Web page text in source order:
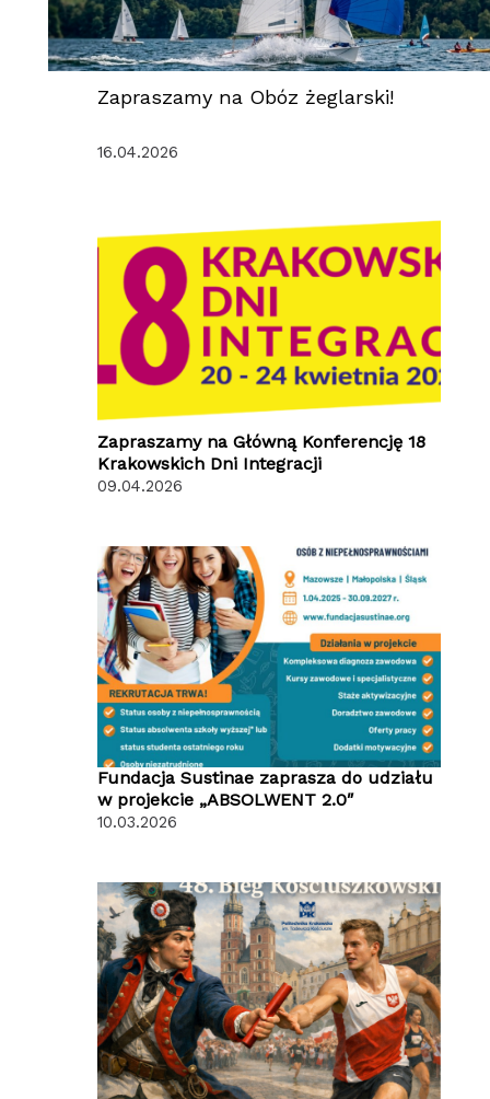
Zapraszamy na Obóz żeglarski!
16.04.2026
Zapraszamy na Główną Konferencję 18
Krakowskich Dni Integracji
09.04.2026
Fundacja Sustinae zaprasza do udziału
w projekcie „ABSOLWENT 2.0″
10.03.2026